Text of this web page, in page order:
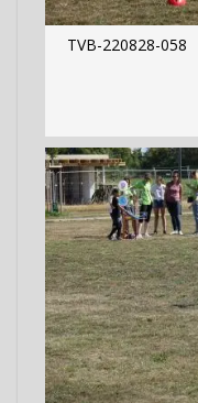
TVB-220828-058